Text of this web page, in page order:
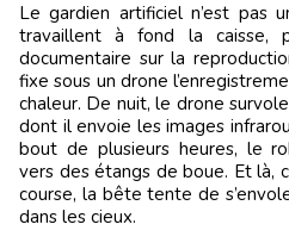
Le gardien artificiel n’est pas
travaillent à fond la caisse,
documentaire sur la
fixe sous un drone
chaleur. De nuit, le drone
dont il envoie les images
bout de plusieurs heures, le
vers des étangs de boue. Et là,
course, la bête tente de
dans les cieux.